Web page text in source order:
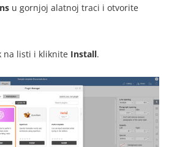
u gornjoj alatnoj traci i otvorite
na listi i kliknite Install.